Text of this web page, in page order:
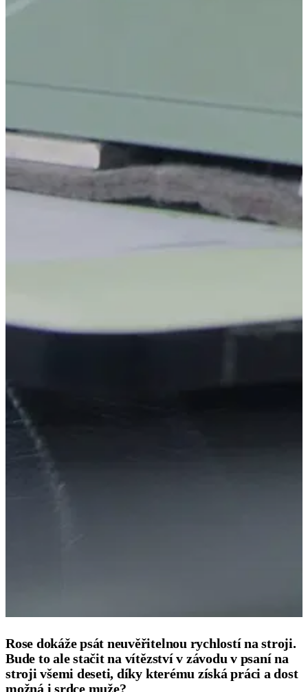
Rose dokáže psát neuvěřitelnou rychlostí na stroji.
Bude to ale stačit na vítězství v závodu v psaní na
stroji všemi deseti, díky kterému získá práci a dost
možná i srdce muže?